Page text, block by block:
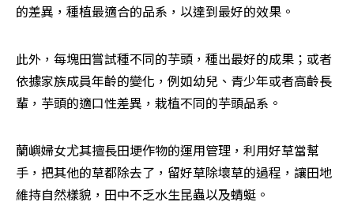
的差異，種植最適合的品系，以達到最好的效果。
此外，每塊田嘗試種不同的芋頭，種出最好的成果；或者
依據家族成員年齡的變化，例如幼兒、青少年或者高齡長
輩，芋頭的適口性差異，栽植不同的芋頭品系。
蘭嶼婦女尤其擅長田埂作物的運用管理，利用好草當幫
手，把其他的草都除去了，留好草除壞草的過程，讓田地
維持自然樣貌，田中不乏水生昆蟲以及蜻蜓。